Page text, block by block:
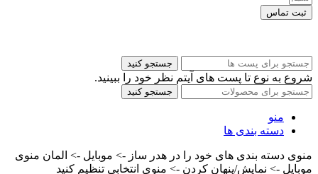
ثبت تماس
جستجو کنید
شروع به نوع تا پست های آیتم نظر خود را ببینید.
جستجو کنید
منو
دسته بندی ها
منوی دسته بندی های خود را در هدر ساز -> موبایل -> المان منوی
موبایل -> نمایش/پنهان کردن -> منوی انتخابی تنظیم کنید